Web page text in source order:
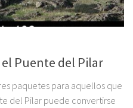
Puente del Pilar
paquetes para aquellos que
del Pilar puede convertirse